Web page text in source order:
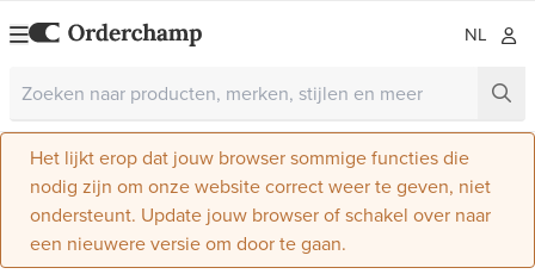
NL
Het lijkt erop dat jouw browser sommige functies die
nodig zijn om onze website correct weer te geven, niet
ondersteunt. Update jouw browser of schakel over naar
een nieuwere versie om door te gaan.